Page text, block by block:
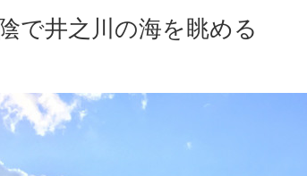
で井之川の海を眺める